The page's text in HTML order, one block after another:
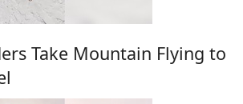
Take Mountain Flying to